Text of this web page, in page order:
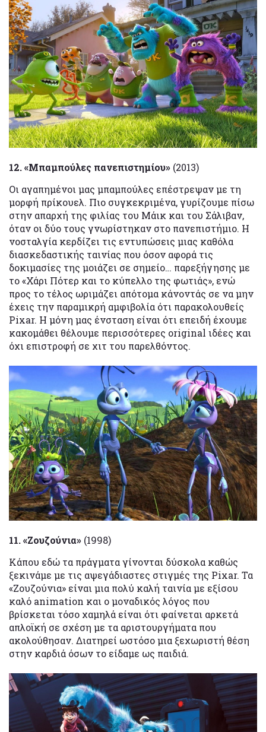
12. «Μπαμπούλες πανεπιστημίου» (2013)
Οι αγαπημένοι μας μπαμπούλες επέστρεψαν με τη
μορφή πρίκουελ. Πιο συγκεκριμένα, γυρίζουμε πίσω
στην απαρχή της φιλίας του Μάικ και του Σάλιβαν,
όταν οι δύο τους γνωρίστηκαν στο πανεπιστήμιο. Η
νοσταλγία κερδίζει τις εντυπώσεις μιας καθόλα
διασκεδαστικής ταινίας που όσον αφορά τις
δοκιμασίες της μοιάζει σε σημείο… παρεξήγησης με
το «Χάρι Πότερ και το κύπελλο της φωτιάς», ενώ
προς το τέλος ωριμάζει απότομα κάνοντάς σε να μην
έχεις την παραμικρή αμφιβολία ότι παρακολουθείς
Pixar. Η μόνη μας ένσταση είναι ότι επειδή έχουμε
κακομάθει θέλουμε περισσότερες original ιδέες και
όχι επιστροφή σε χιτ του παρελθόντος.
11. «Ζουζούνια» (1998)
Κάπου εδώ τα πράγματα γίνονται δύσκολα καθώς
ξεκινάμε με τις αψεγάδιαστες στιγμές της Pixar. Τα
«Ζουζούνια» είναι μια πολύ καλή ταινία με εξίσου
καλό animation και ο μοναδικός λόγος που
βρίσκεται τόσο χαμηλά είναι ότι φαίνεται αρκετά
απλοϊκή σε σχέση με τα αριστουργήματα που
ακολούθησαν. Διατηρεί ωστόσο μια ξεχωριστή θέση
στην καρδιά όσων το είδαμε ως παιδιά.